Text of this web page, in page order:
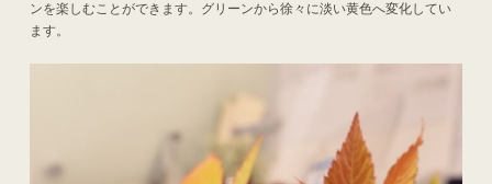
ンを楽しむことができます。グリーンから徐々に淡い黄色へ変化してい
ます。